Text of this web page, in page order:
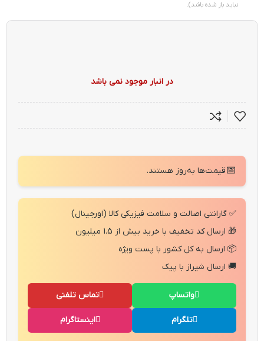
نباید باز شده باشد).
در انبار موجود نمی باشد
📅قیمت‌ها به‌روز هستند.
✅ گارانتی اصالت و سلامت فیزیکی کالا (اورجینال)
🎁 ارسال کد تخفیف با خرید بیش از 1.5 میلیون
📦 ارسال به کل کشور با پست ویژه
🚚 ارسال شیراز با پیک
تماس تلفنی واتساپ
اینستاگرام تلگرام